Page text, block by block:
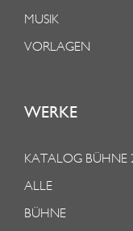
MUSIK
VORLAGEN
WERKE
KATALOG BÜHNE
ALLE
BÜHNE